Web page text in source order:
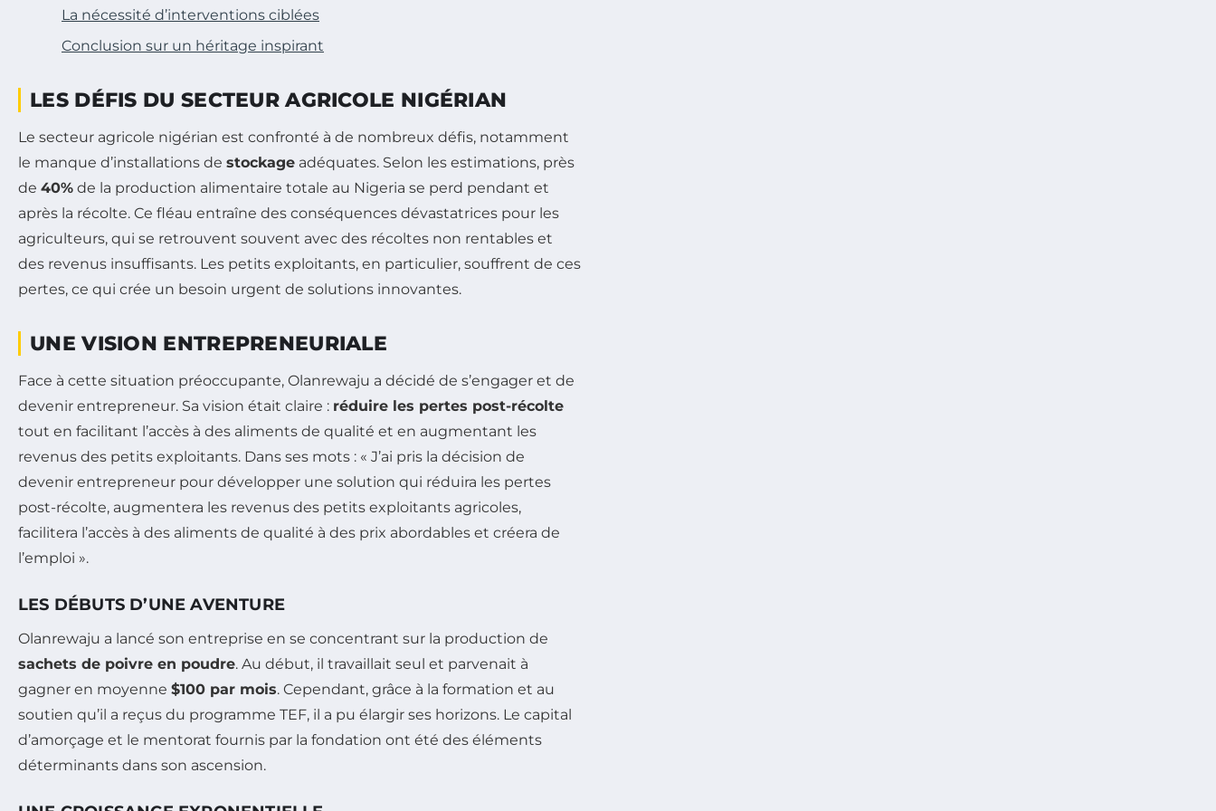
La nécessité d’interventions ciblées
Conclusion sur un héritage inspirant
LES DÉFIS DU SECTEUR AGRICOLE NIGÉRIAN
Le secteur agricole nigérian est confronté à de nombreux défis, notamment
le manque d’installations de stockage adéquates. Selon les estimations, près
de 40% de la production alimentaire totale au Nigeria se perd pendant et
après la récolte. Ce fléau entraîne des conséquences dévastatrices pour les
agriculteurs, qui se retrouvent souvent avec des récoltes non rentables et
des revenus insuffisants. Les petits exploitants, en particulier, souffrent de ces
pertes, ce qui crée un besoin urgent de solutions innovantes.
UNE VISION ENTREPRENEURIALE
Face à cette situation préoccupante, Olanrewaju a décidé de s’engager et de
devenir entrepreneur. Sa vision était claire : réduire les pertes post-récolte
tout en facilitant l’accès à des aliments de qualité et en augmentant les
revenus des petits exploitants. Dans ses mots : « J’ai pris la décision de
devenir entrepreneur pour développer une solution qui réduira les pertes
post-récolte, augmentera les revenus des petits exploitants agricoles,
facilitera l’accès à des aliments de qualité à des prix abordables et créera de
l’emploi ».
LES DÉBUTS D’UNE AVENTURE
Olanrewaju a lancé son entreprise en se concentrant sur la production de
sachets de poivre en poudre. Au début, il travaillait seul et parvenait à
gagner en moyenne $100 par mois. Cependant, grâce à la formation et au
soutien qu’il a reçus du programme TEF, il a pu élargir ses horizons. Le capital
d’amorçage et le mentorat fournis par la fondation ont été des éléments
déterminants dans son ascension.